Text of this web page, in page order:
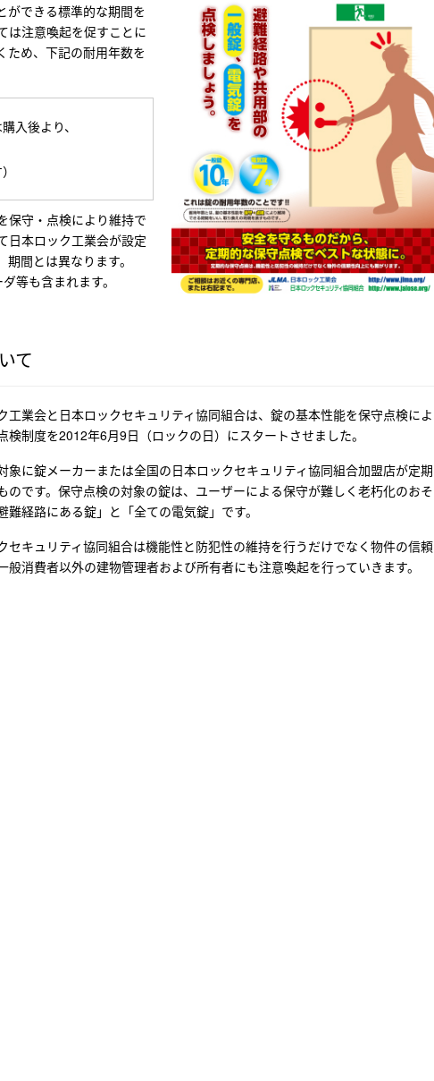
ができる標準的な期間を
は注意喚起を促すことに
ため、下記の耐用年数を
入後より、
保守・点検により維持で
日本ロック工業会が設定
間とは異なります。
等も含まれます。
て
工業会と日本ロックセキュリティ協同組合は、錠の基本性能を保守点検によ
検制度を2012年6月9日（ロックの日）にスタートさせました。
象に錠メーカーまたは全国の日本ロックセキュリティ協同組合加盟店が定期
のです。保守点検の対象の錠は、ユーザーによる保守が難しく老朽化のおそ
経路にある錠」と「全ての電気錠」です。
セキュリティ協同組合は機能性と防犯性の維持を行うだけでなく物件の信頼
消費者以外の建物管理者および所有者にも注意喚起を行っていきます。